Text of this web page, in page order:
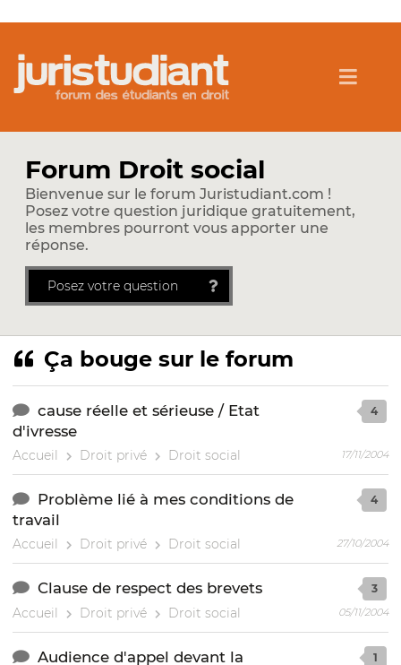
Forum Droit social
Bienvenue sur le forum Juristudiant.com !
Posez votre question juridique gratuitement,
les membres pourront vous apporter une
réponse.
Posez votre question
Ça bouge sur le forum
cause réelle et sérieuse / Etat
d'ivresse
Accueil Droit privé Droit social
4
17/11/2004
Problème lié à mes conditions de
travail
Accueil Droit privé Droit social
4
27/10/2004
Clause de respect des brevets
Accueil Droit privé Droit social
3
05/11/2004
Audience d'appel devant la
1